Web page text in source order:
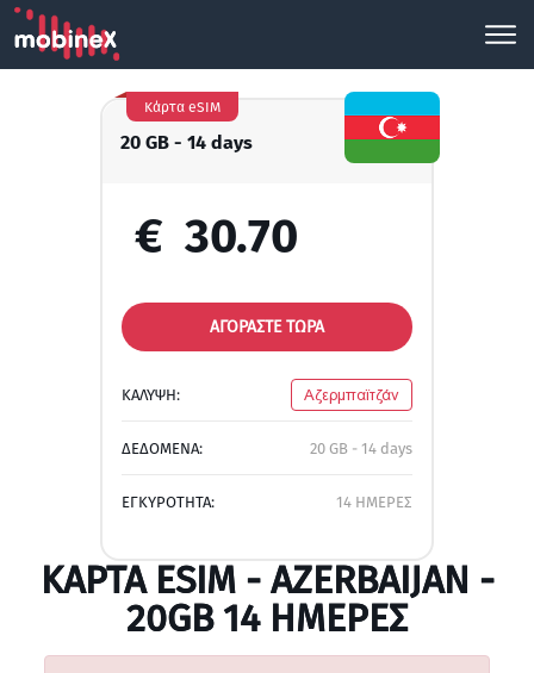
20 GB - 14 days
Κάρτα eSIM
€ 30.70
ΑΓΟΡΑΣΤΕ ΤΩΡΑ
ΚΑΛΥΨΗ: Αζερμπαϊτζάν
ΔΕΔΟΜΕΝΑ: 20 GB - 14 days
ΕΓΚΥΡΟΤΗΤΑ: 14 ΗΜΕΡΕΣ
ΚΆΡΤΑ ESIM - AZERBAIJAN -
20GB 14 ΗΜΕΡΕΣ